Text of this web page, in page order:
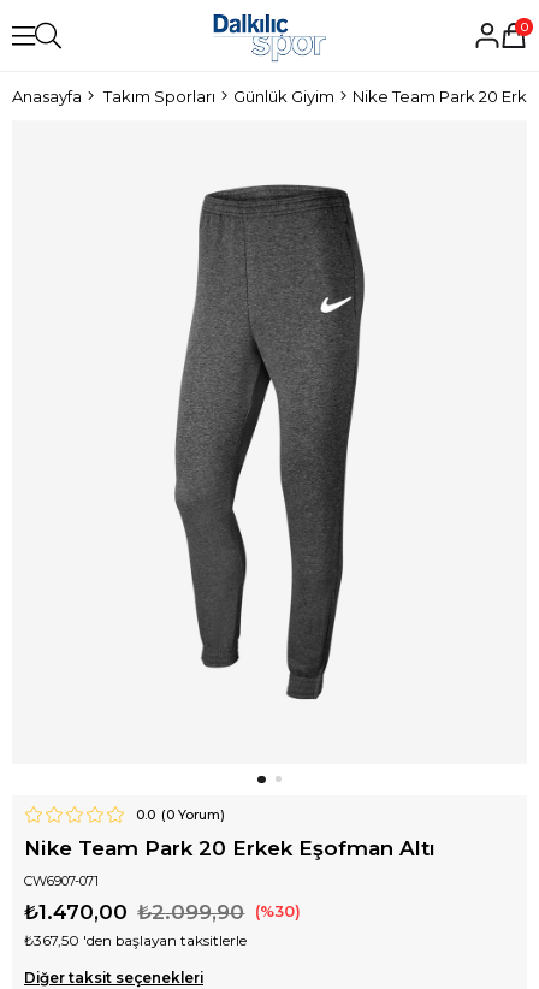
0
Anasayfa Takım Sporları Günlük Giyim Nike Team Park 20
0.0 (0Yorum)
Nike Team Park 20 Erkek Eşofman Altı
CW6907-071
₺2.099,90
₺1.470,00 30
₺367,50 'den başlayan taksitlerle
Diğer taksit seçenekleri